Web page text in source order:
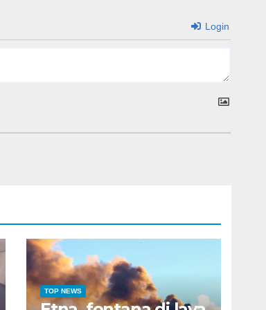
Login
TOP NEWS